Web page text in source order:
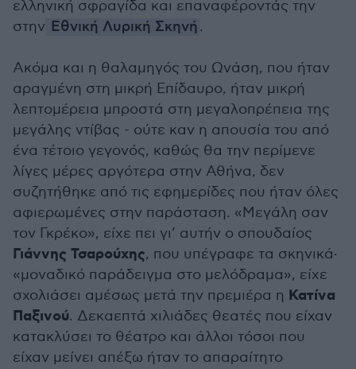
ελληνική σφραγίδα και επαναφέροντάς την
στην Εθνική Λυρική Σκηνή.
Ακόμα και η θαλαμηγός του Ωνάση, που ήταν
αραγμένη στη μικρή Επίδαυρο, ήταν μικρή
λεπτομέρεια μπροστά στη μεγαλοπρέπεια της
μεγάλης ντίβας - ούτε καν η απουσία του από
ένα τέτοιο γεγονός, καθώς θα την περίμενε
λίγες μέρες αργότερα στην Αθήνα, δεν
συζητήθηκε από τις εφημερίδες που ήταν όλες
αφιερωμένες στην παράσταση. «Μεγάλη σαν
τον Γκρέκο», είχε πει γι’ αυτήν ο σπουδαίος
Γιάννης Τσαρούχης, που υπέγραφε τα σκηνικά·
«μοναδικό παράδειγμα στο μελόδραμα», είχε
σχολιάσει αμέσως μετά την πρεμιέρα η Κατίνα
Παξινού. Δεκαεπτά χιλιάδες θεατές που είχαν
κατακλύσει το θέατρο και άλλοι τόσοι που
είχαν μείνει απέξω ήταν το απαραίτητο